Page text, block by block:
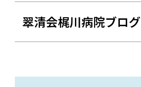
翠清会梶川病院ブログ